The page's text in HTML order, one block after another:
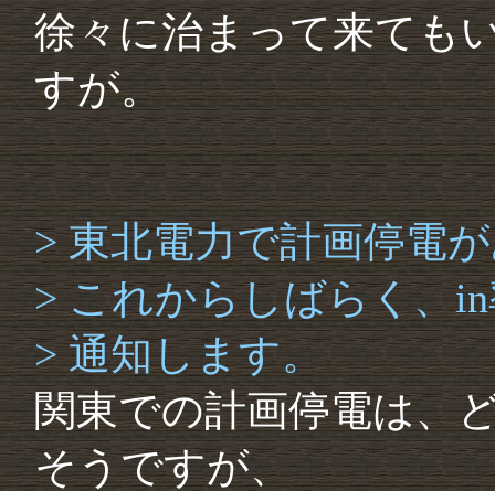
徐々に治まって来ても
すが。
> 東北電力で計画停電
> これからしばらく、
> 通知します。
関東での計画停電は、
そうですが、